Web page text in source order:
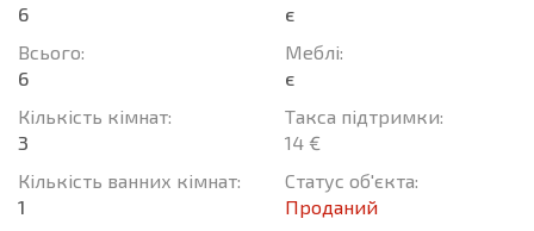
6
Всього:
6
Кількість кімнат:
3
Кількість ванних кімнат:
1
є
Меблі:
є
Такса підтримки:
14 €
Статус об'єкта:
Проданий